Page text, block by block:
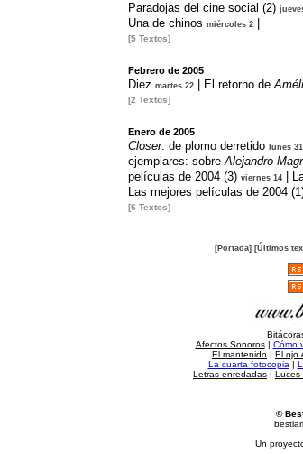
Paradojas del cine social (2)
Una de chinos miércoles 2
[5 Textos]
Febrero de 2005
Diez martes 22 El retorno de
[2 Textos]
Enero de 2005
Closer: de plomo derretido lunes 31
ejemplares: sobreAlejandro
películas de 2004 (3) viernes 14
Las mejores películas de 2004
[6 Textos]
[Portada] [Últimos
Afectos Sonoros| Cómo
El mantenido | El ojo
La cuarta fotocopia |
Letras enredadas | Luces
©
Un